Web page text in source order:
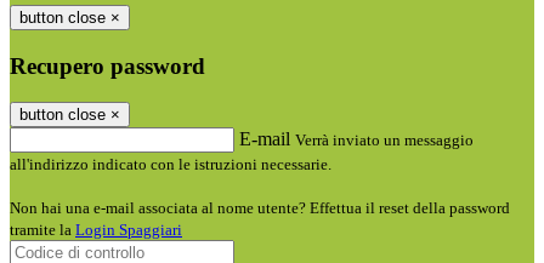
button close ×
Recupero password
button close ×
E-mail Verrà inviato un messaggio
all'indirizzo indicato con le istruzioni necessarie.
Non hai una e-mail associata al nome utente? Effettua il reset della password
tramite la Login Spaggiari